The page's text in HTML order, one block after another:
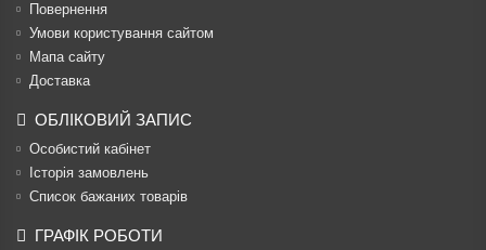
Повернення
Умови користування сайтом
Мапа сайту
Доставка
ОБЛІКОВИЙ ЗАПИС
Особистий кабінет
Історія замовлень
Список бажаних товарів
ГРАФІК РОБОТИ